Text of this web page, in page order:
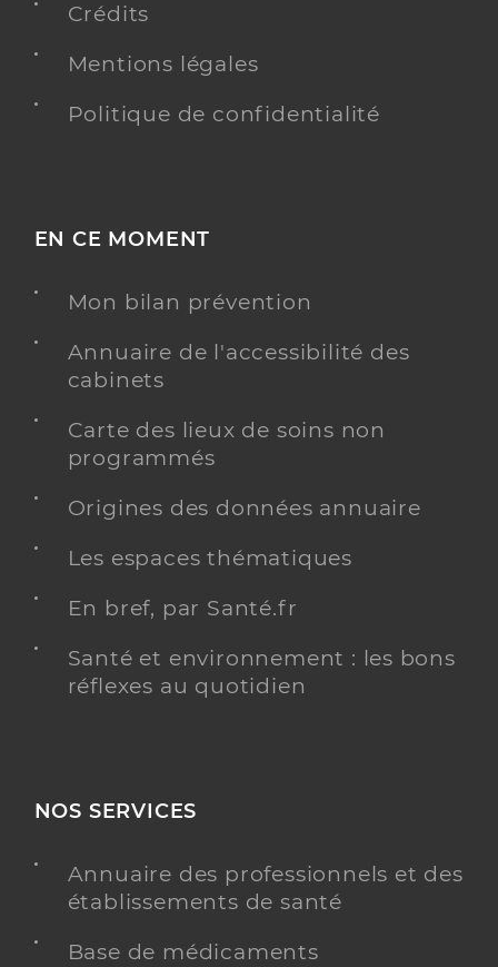
Crédits
Mentions légales
Politique de confidentialité
EN CE MOMENT
Mon bilan prévention
Annuaire de l'accessibilité des
cabinets
Carte des lieux de soins non
programmés
Origines des données annuaire
Les espaces thématiques
En bref, par Santé.fr
Santé et environnement : les bons
réflexes au quotidien
NOS SERVICES
Annuaire des professionnels et des
établissements de santé
Base de médicaments